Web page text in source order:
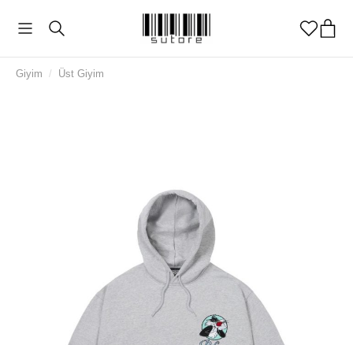
Giyim / Üst Giyim